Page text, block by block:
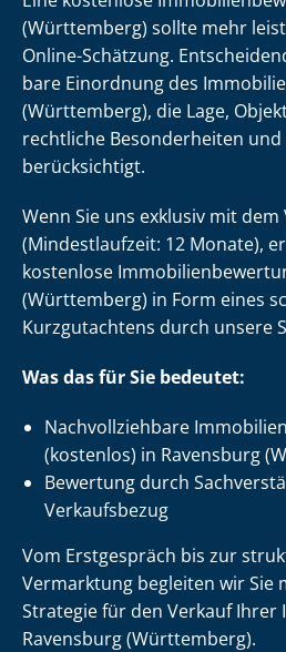
(Württemberg) sollte mehr
Online-Schätzung.
ba­re Einordnung des
(Württemberg), die Lage,
rechtliche Besonderheiten
berücksichtigt.
Wenn Sie uns exklusiv mit
(Mindestlaufzeit: 12 Monate),
kostenlose
(Württemberg) in Form eines
Kurzgutachtens durch unsere
Was das für Sie bedeutet:
Nach­voll­zieh­ba­re
(kostenlos) in Ravensburg
Bewertung durch
Verkaufsbezug
Vom Erstgespräch bis zur
Vermarktung begleiten wir Sie
Strategie für den Verkauf Ihrer
Ravensburg (Württemberg).